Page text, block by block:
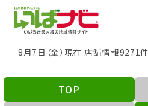
8月7日（金）現在 店舗情報9271
TOP